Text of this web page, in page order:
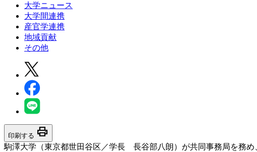
大学ニュース
大学間連携
産官学連携
地域貢献
その他
印刷する print
駒澤大学（東京都世田谷区／学長 長谷部八朗）が共同事務局を務